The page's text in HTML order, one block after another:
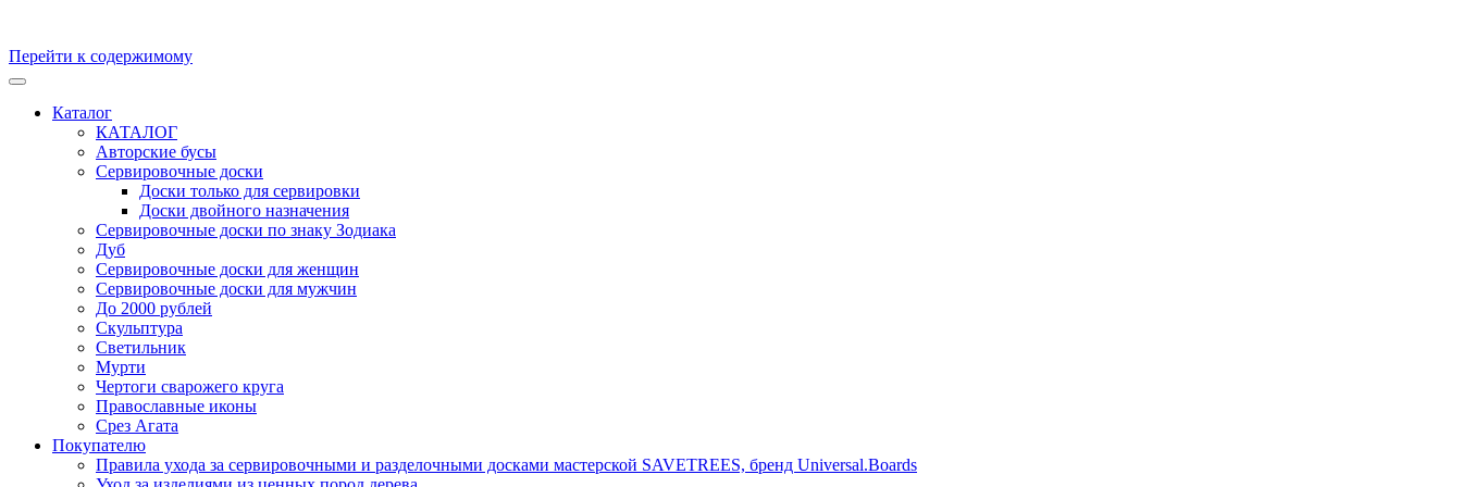
Перейти к содержимому
Каталог
КАТАЛОГ
Авторские бусы
Сервировочные доски
Доски только для сервировки
Доски двойного назначения
Сервировочные доски по знаку Зодиака
Дуб
Сервировочные доски для женщин
Сервировочные доски для мужчин
До 2000 рублей
Скульптура
Светильник
Мурти
Чертоги сварожего круга
Православные иконы
Срез Агата
Покупателю
Правила ухода за сервировочными и разделочными досками мастерской SAVETREES, бренд Universal.Boards